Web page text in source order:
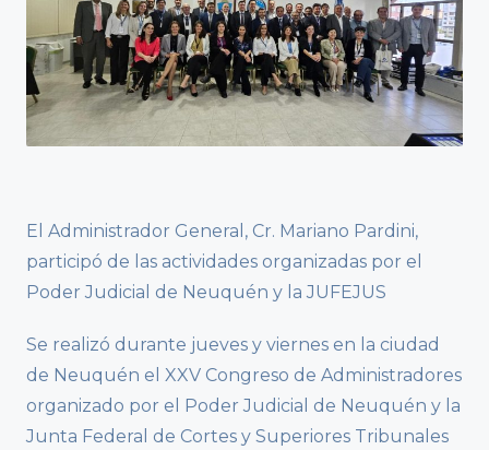
El Administrador General, Cr. Mariano Pardini,
participó de las actividades organizadas por el
Poder Judicial de Neuquén y la JUFEJUS
Se realizó durante jueves y viernes en la ciudad
de Neuquén el XXV Congreso de Administradores
organizado por el Poder Judicial de Neuquén y la
Junta Federal de Cortes y Superiores Tribunales